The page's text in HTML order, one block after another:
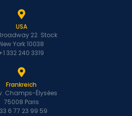
USA
22. Stock
New York 10038
332 240 3319
Frankreich
Champs-Élysées
75008 Paris
6 77 23 99 59